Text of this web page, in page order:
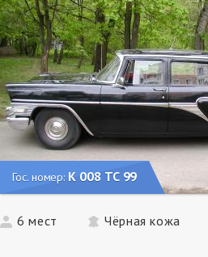
Гос. номер: К 008 ТС 99
6 мест Чёрная кожа